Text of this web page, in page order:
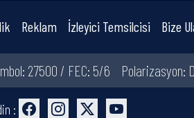
Reklam İzleyici Temsilcisi Bize
27500 / FEC: 5/6 Polarizasyon:
: